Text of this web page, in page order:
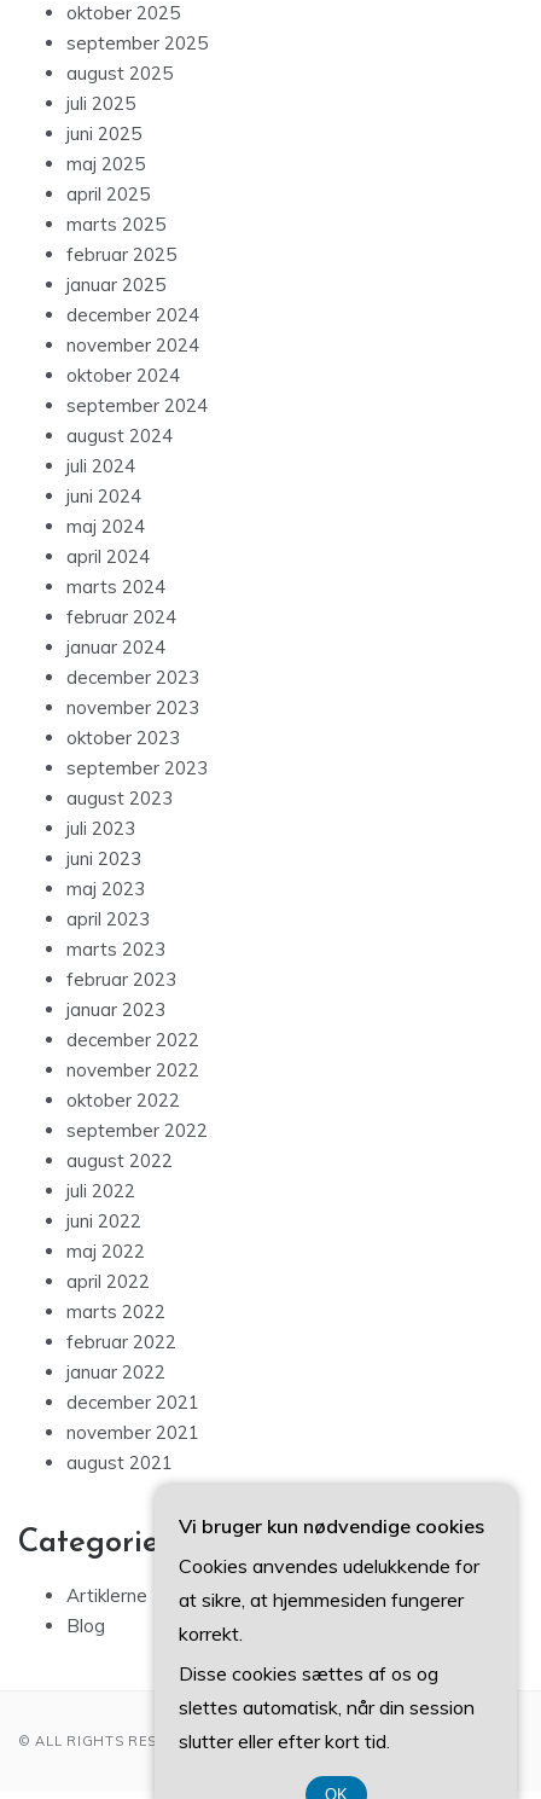
oktober 2025
september 2025
august 2025
juli 2025
juni 2025
maj 2025
april 2025
marts 2025
februar 2025
januar 2025
december 2024
november 2024
oktober 2024
september 2024
august 2024
juli 2024
juni 2024
maj 2024
april 2024
marts 2024
februar 2024
januar 2024
december 2023
november 2023
oktober 2023
september 2023
august 2023
juli 2023
juni 2023
maj 2023
april 2023
marts 2023
februar 2023
januar 2023
december 2022
november 2022
oktober 2022
september 2022
august 2022
juli 2022
juni 2022
maj 2022
april 2022
marts 2022
februar 2022
januar 2022
december 2021
november 2021
august 2021
Categories
Artiklerne
Blog
© ALL RIGHTS RESERVED 2022
Vi bruger kun nødvendige cookies
Cookies anvendes udelukkende for
at sikre, at hjemmesiden fungerer
korrekt.
Disse cookies sættes af os og
slettes automatisk, når din session
slutter eller efter kort tid.
OK